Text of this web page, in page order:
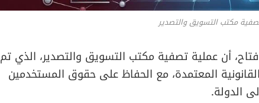
مكتب التسويق والتصدير
فتاح، أن عملية تصفية مكتب التسويق والتصدير، الذي تم
القانونية المعتمدة، مع الحفاظ على حقوق المستخدمين
الدولة.